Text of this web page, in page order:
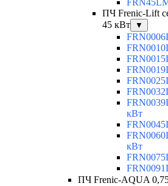
ПЧ Frenic-Lift
45 кВт
▼
кВт
кВт
ПЧ Frenic-AQUA